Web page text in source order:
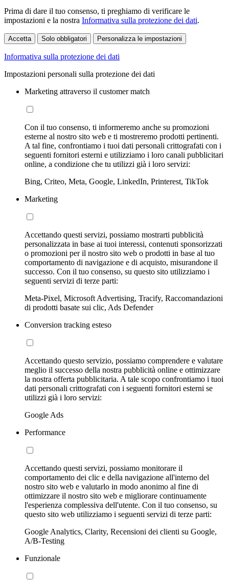
Prima di dare il tuo consenso, ti preghiamo di verificare le
impostazioni e la nostra Informativa sulla protezione dei dati.
Accetta Solo obbligatori Personalizza le impostazioni
Informativa sulla protezione dei dati
Impostazioni personali sulla protezione dei dati
Marketing attraverso il customer match
Con il tuo consenso, ti informeremo anche su promozioni
esterne al nostro sito web e ti mostreremo prodotti pertinenti.
A tal fine, confrontiamo i tuoi dati personali crittografati con i
seguenti fornitori esterni e utilizziamo i loro canali pubblicitari
online, a condizione che tu utilizzi già i loro servizi:
Bing, Criteo, Meta, Google, LinkedIn, Printerest, TikTok
Marketing
Accettando questi servizi, possiamo mostrarti pubblicità
personalizzata in base ai tuoi interessi, contenuti sponsorizzati
o promozioni per il nostro sito web o prodotti in base al tuo
comportamento di navigazione e di acquisto, misurandone il
successo. Con il tuo consenso, su questo sito utilizziamo i
seguenti servizi di terze parti:
Meta-Pixel, Microsoft Advertising, Tracify, Raccomandazioni
di prodotti basate sui clic, Ads Defender
Conversion tracking esteso
Accettando questo servizio, possiamo comprendere e valutare
meglio il successo della nostra pubblicità online e ottimizzare
la nostra offerta pubblicitaria. A tale scopo confrontiamo i tuoi
dati personali crittografati con i seguenti fornitori esterni se
utilizzi già i loro servizi:
Google Ads
Performance
Accettando questi servizi, possiamo monitorare il
comportamento dei clic e della navigazione all'interno del
nostro sito web e valutarlo in modo anonimo al fine di
ottimizzare il nostro sito web e migliorare continuamente
l'esperienza complessiva dell'utente. Con il tuo consenso, su
questo sito web utilizziamo i seguenti servizi di terze parti:
Google Analytics, Clarity, Recensioni dei clienti su Google,
A/B-Testing
Funzionale